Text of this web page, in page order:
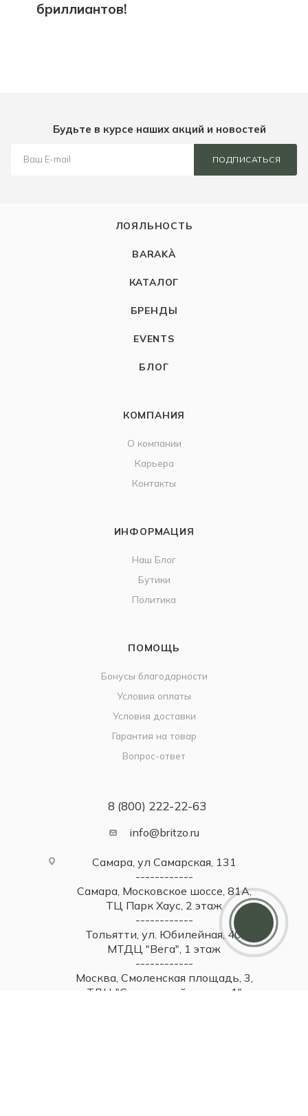
бриллиантов!
Будьте в курсе наших акций и новостей
ПОДПИСАТЬСЯ
ЛОЯЛЬНОСТЬ
BARAKÀ
КАТАЛОГ
БРЕНДЫ
EVENTS
БЛОГ
КОМПАНИЯ
О компании
Карьера
Контакты
ИНФОРМАЦИЯ
Наш Блог
Бутики
Политика
ПОМОЩЬ
Бонусы благодарности
Условия оплаты
Условия доставки
Гарантия на товар
Вопрос-ответ
8 (800) 222-22-63
info@britzo.ru
Самара, ул Самарская, 131
------------
Самара, Московское шоссе, 81А,
ТЦ Парк Хаус, 2 этаж
------------
Тольятти, ул. Юбилейная, 40,
МТДЦ "Вега", 1 этаж
------------
Москва, Смоленская площадь, 3,
ТДЦ "Смоленский пассаж 1"
Дарим 5000 балов
Мы ценим своих клиентов и в качестве
благодарности зачисляем 5 000 бонусов за